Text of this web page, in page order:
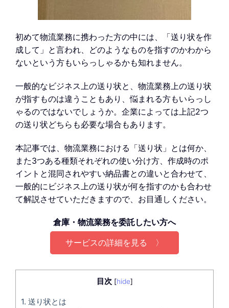
初めて物流業務に携わった方の中には、「送り状を作
成して」と言われ、どのようなものを指すのかわから
ないという方もいらっしゃるかも知れません。
一般的なビジネス上の送り状と、物流業務上の送り状
が指すものは違うこともあり、悩まれる方もいらっし
ゃるのではないでしょうか。企業によっては上記2つ
の送り状どちらも必要な場合もあります。
本記事では、物流業務における「送り状」とは何か、
また3つある種類それぞれの使い分け方、作成時のポ
イントと混同されやすい納品書との違いと合わせて、
一般的にビジネス上の送り状が何を指すのかも合わせ
て解説させていただきますので、お目通しください。
倉庫・物流業務を委託したい方へ
サービスの詳細を見る 〉
目次 [hide]
1. 送り状とは